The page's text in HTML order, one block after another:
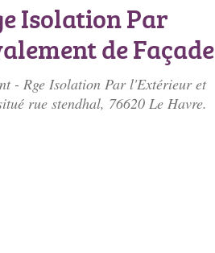
Isolation Par
de Façade
- Rge Isolation Par l'Extérieur et
rue stendhal, 76620 Le Havre.